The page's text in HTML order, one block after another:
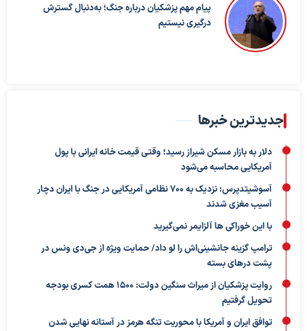
پیام مهم پزشکیان درباره جنگ؛ به‌دنبال گسترش
درگیری نیستیم
جدیدترین خبرها
دلار به بازار مسکن شیراز رسید؛ وقتی قیمت خانه ایرانی با پول
آمریکایی محاسبه می‌شود
آسوشیتدپرس: نزدیک به ۷۰۰ نظامی آمریکایی در جنگ با ایران دچار
آسیب مغزی شدند
با این خوراکی ها آلزایمر نمی‌گیرید
ترامپ گزینه جانشینی‌اش را لو داد/ حمایت ویژه از جی‌دی ونس در
پشت درهای بسته
روایت پزشکیان از میراث سنگین دولت: ۱۵۰۰ همت کسری بودجه
تحویل گرفتیم
توافق ایران و آمریکا با محوریت تنگه هرمز در آستانه نهایی شدن